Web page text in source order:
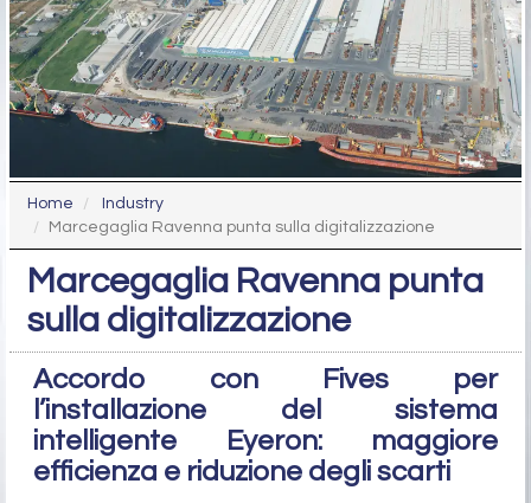
Home
Industry
Marcegaglia Ravenna punta sulla digitalizzazione
Marcegaglia Ravenna punta
sulla digitalizzazione
Accordo con Fives per
l’installazione del sistema
intelligente Eyeron: maggiore
efficienza e riduzione degli scarti